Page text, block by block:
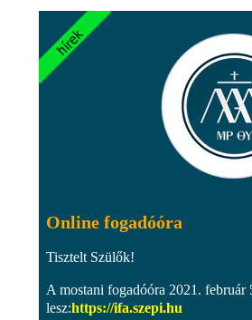
Online fogadóóra
Tisztelt Szülők!
A mostani fogadóóra 2021. február
lesz:https://ifa.szepi.hu